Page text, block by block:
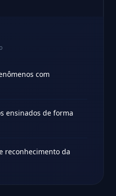
com
ensinados de forma
reconhecimento da